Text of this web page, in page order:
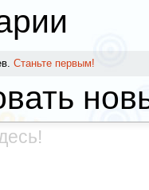
Станьте первым!